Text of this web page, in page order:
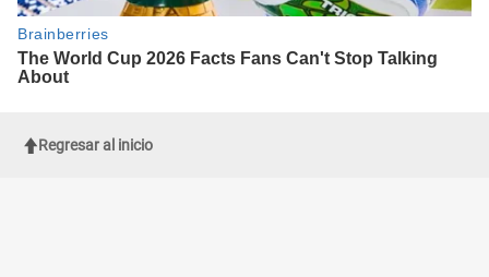
Regresar al inicio